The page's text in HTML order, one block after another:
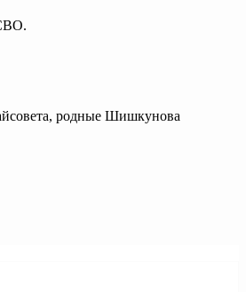
родные Шишкунова